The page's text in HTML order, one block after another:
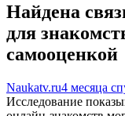
Найдена
для
самооценкой
Naukatv.ru4 месяца
Исследование